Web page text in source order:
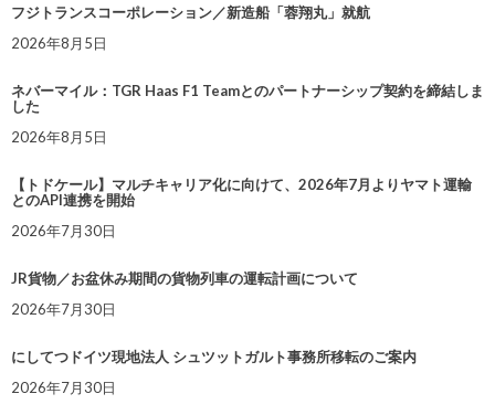
フジトランスコーポレーション／新造船「蓉翔丸」就航
2026年8月5日
ネバーマイル：TGR Haas F1 Teamとのパートナーシップ契約を締結しま
した
2026年8月5日
【トドケール】マルチキャリア化に向けて、2026年7月よりヤマト運輸
とのAPI連携を開始
2026年7月30日
JR貨物／お盆休み期間の貨物列車の運転計画について
2026年7月30日
にしてつドイツ現地法人 シュツットガルト事務所移転のご案内
2026年7月30日